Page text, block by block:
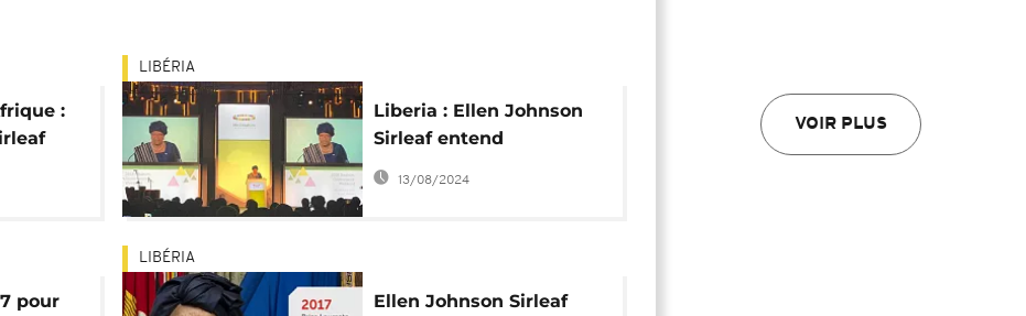
VOIR PLUS
:
par
LIBÉRIA
Liberia : Ellen Johnson
Sirleaf entend
poursuivre sa lutte pour
l'autonomisation de la
13/08/2024
pour
LIBÉRIA
Ellen Johnson Sirleaf